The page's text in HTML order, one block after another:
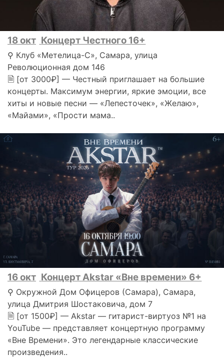
18 окт Концерт Честного 16+
⚲ Клуб «Метелица-С», Самара, улица
Революционная дом 146
🗎 [от 3000₽] — Честный приглашает на большие
концерты. Максимум энергии, яркие эмоции, все
хиты и новые песни — «Лепесточек», «Желаю»,
«Майами», «Прости мама..
16 окт Концерт Akstar «Вне времени» 6+
⚲ Окружной Дом Офицеров (Самара), Самара,
улица Дмитрия Шостаковича, дом 7
🗎 [от 1500₽] — Akstar — гитарист-виртуоз №1 на
YouTube — представляет концертную программу
«Вне Времени». Это легендарные классические
произведения..